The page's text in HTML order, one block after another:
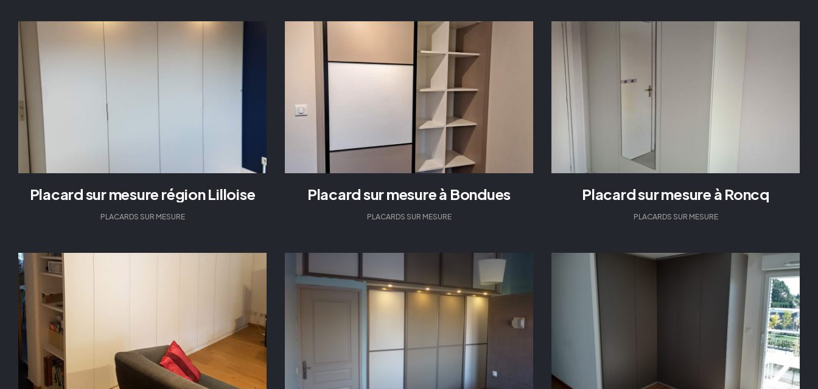
Placard sur mesure région Lilloise
PLACARDS SUR MESURE
Placard sur mesure à Bondues
PLACARDS SUR MESURE
Placard sur mesure à Roncq
PLACARDS SUR MESURE